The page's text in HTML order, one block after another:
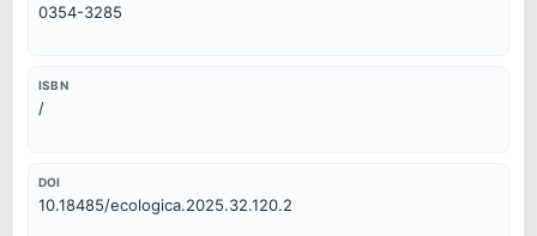
0354-3285
ISBN
/
DOI
10.18485/ecologica.2025.32.120.2